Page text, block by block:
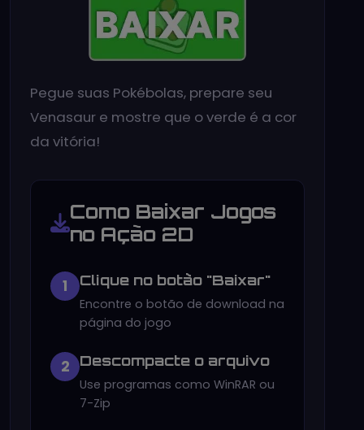
Pegue suas Pokébolas, prepare seu
Venasaur e mostre que o verde é a cor
da vitória!
Como Baixar Jogos
no Ação 2D
1 Clique no botão "Baixar"
Encontre o botão de download na
página do jogo
2 Descompacte o arquivo
Use programas como WinRAR ou
7-Zip